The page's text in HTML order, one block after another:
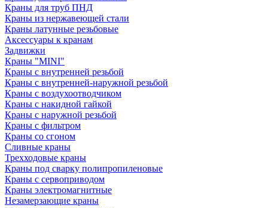
Краны для труб ПНД
Краны из нержавеющей стали
Краны латунные резьбовые
Аксессуары к кранам
Задвижки
Краны "MINI"
Краны с внутренней резьбой
Краны с внутренней-наружной резьбой
Краны с воздухоотводчиком
Краны с накидной гайкой
Краны с наружной резьбой
Краны с фильтром
Краны со сгоном
Сливные краны
Трехходовые краны
Краны под сварку полипропиленовые
Краны с сервоприводом
Краны электромагнитные
Незамерзающие краны